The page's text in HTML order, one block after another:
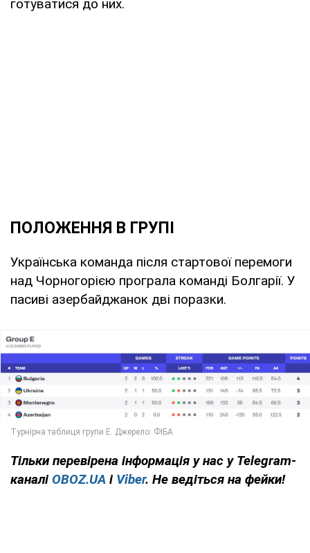
готуватися до них.
ПОЛОЖЕННЯ В ГРУПІ
Українська команда після стартової перемоги
над Чорногорією програла команді Болгарії. У
пасиві азербайджанок дві поразки.
Тільки перевірена інформація у нас у Telegram-
каналі OBOZ.UA і Viber. Не ведіться на фейки!